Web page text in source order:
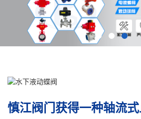
慎江阀门获得一种轴流式